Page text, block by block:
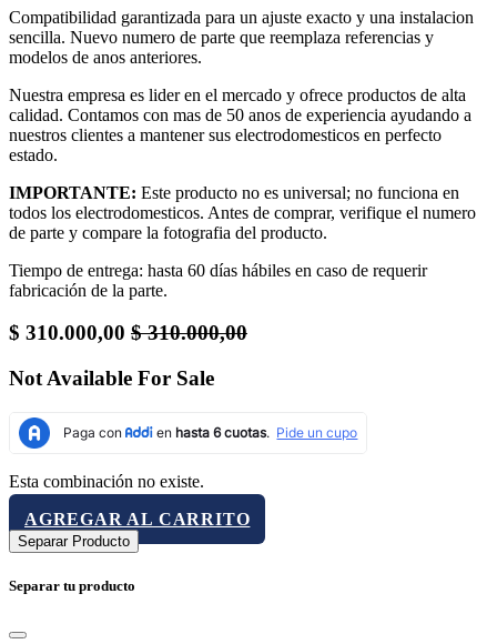
Compatibilidad garantizada para un ajuste exacto y una instalacion
sencilla. Nuevo numero de parte que reemplaza referencias y
modelos de anos anteriores.
Nuestra empresa es lider en el mercado y ofrece productos de alta
calidad. Contamos con mas de 50 anos de experiencia ayudando a
nuestros clientes a mantener sus electrodomesticos en perfecto
estado.
IMPORTANTE: Este producto no es universal; no funciona en
todos los electrodomesticos. Antes de comprar, verifique el numero
de parte y compare la fotografia del producto.
Tiempo de entrega: hasta 60 días hábiles en caso de requerir
fabricación de la parte.
$ 310.000,00 $310.000,00
Not Available For Sale
Esta combinación no existe.
AGREGAR AL CARRITO
Separar Producto
Separar tu producto